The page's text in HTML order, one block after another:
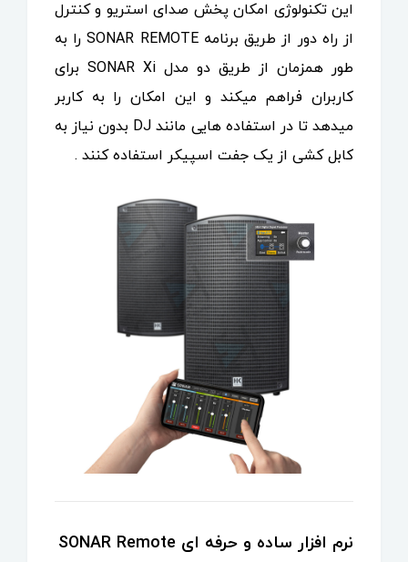
این تکنولوژی امکان پخش صدای استریو و کنترل
از راه دور از طریق برنامه SONAR REMOTE را به
طور همزمان از طریق دو مدل SONAR Xi برای
کاربران فراهم میکند و این امکان را به کاربر
میدهد تا در استفاده هایی مانند DJ بدون نیاز به
کابل کشی از یک جفت اسپیکر استفاده کنند .
نرم افزار ساده و حرفه ای SONAR Remote